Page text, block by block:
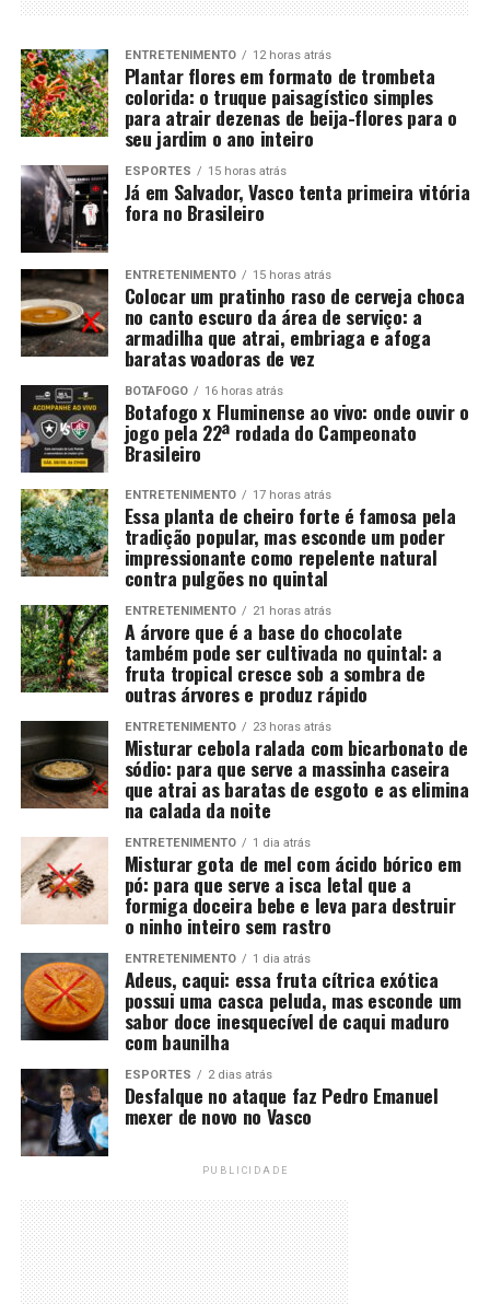
ENTRETENIMENTO 12 horas atrás
Plantar flores em formato de trombeta
colorida: o truque paisagístico simples
para atrair dezenas de beija-flores para o
seu jardim o ano inteiro
ESPORTES 15 horas atrás
Já em Salvador, Vasco tenta primeira vitória
fora no Brasileiro
ENTRETENIMENTO 15 horas atrás
Colocar um pratinho raso de cerveja choca
no canto escuro da área de serviço: a
armadilha que atrai, embriaga e afoga
baratas voadoras de vez
BOTAFOGO 16 horas atrás
Botafogo x Fluminense ao vivo: onde ouvir o
jogo pela 22ª rodada do Campeonato
Brasileiro
ENTRETENIMENTO 17 horas atrás
Essa planta de cheiro forte é famosa pela
tradição popular, mas esconde um poder
impressionante como repelente natural
contra pulgões no quintal
ENTRETENIMENTO 21 horas atrás
A árvore que é a base do chocolate
também pode ser cultivada no quintal: a
fruta tropical cresce sob a sombra de
outras árvores e produz rápido
ENTRETENIMENTO 23 horas atrás
Misturar cebola ralada com bicarbonato de
sódio: para que serve a massinha caseira
que atrai as baratas de esgoto e as elimina
na calada da noite
ENTRETENIMENTO 1 dia atrás
Misturar gota de mel com ácido bórico em
pó: para que serve a isca letal que a
formiga doceira bebe e leva para destruir
o ninho inteiro sem rastro
ENTRETENIMENTO 1 dia atrás
Adeus, caqui: essa fruta cítrica exótica
possui uma casca peluda, mas esconde um
sabor doce inesquecível de caqui maduro
com baunilha
ESPORTES 2 dias atrás
Desfalque no ataque faz Pedro Emanuel
mexer de novo no Vasco
PUBLICIDADE